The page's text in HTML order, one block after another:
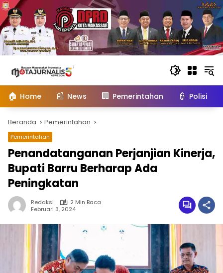
konten
🏠 Home 📰 News 🏢 Pemerintahan 👮 Polisi
Beranda Pemerintahan
Pemerintahan
Penandatanganan Perjanjian Kinerja,
Bupati Barru Berharap Ada
Peningkatan
Redaksi
2 Min Baca
Februari 3, 2024